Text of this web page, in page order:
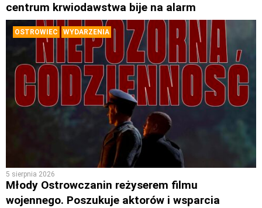
centrum krwiodawstwa bije na alarm
OSTROWIEC WYDARZENIA
5 sierpnia 2026
Młody Ostrowczanin reżyserem filmu
wojennego. Poszukuje aktorów i wsparcia